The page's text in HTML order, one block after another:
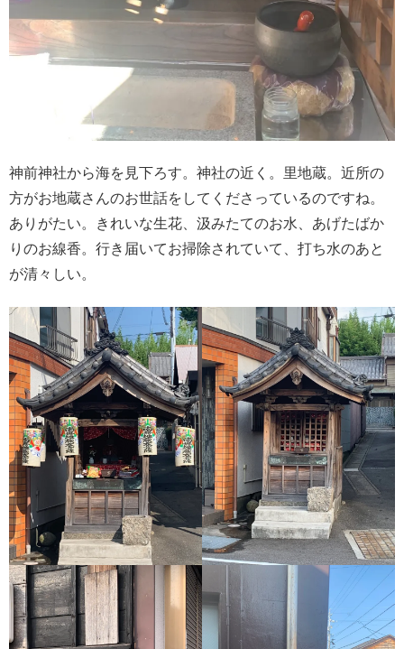
神前神社から海を見下ろす。神社の近く。里地蔵。近所の
方がお地蔵さんのお世話をしてくださっているのですね。
ありがたい。きれいな生花、汲みたてのお水、あげたばか
りのお線香。行き届いてお掃除されていて、打ち水のあと
が清々しい。